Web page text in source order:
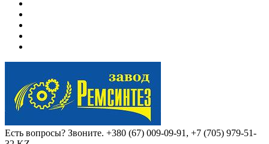
Есть вопросы? Звоните. +380 (67) 009-09-91, +7 (705) 979-51-